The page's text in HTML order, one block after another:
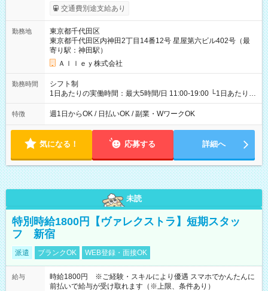
給与は本採用時と同じです。
交通費別途支給あり
勤務地
東京都千代田区
東京都千代田区内神田2丁目14番12号 星屋第六ビル402号（最
寄り駅：神田駅）
Ａｌｌｅｙ株式会社
勤務時間
シフト制
1日あたりの実働時間：最大5時間/日 11:00-19:00 └1日あたりの
実働時間：1-5時間 └上記の時間帯内であれば、いつでも勤務可
能！ └平日・土曜日の中で、お好きな曜日でご勤務いただけま
18:00 などのように、自由な働き方が可能なお仕事です！
特徴 週1日からOK / 日払いOK / 副業・WワークOK
気になる！ 応募する 詳細へ
未読
特別時給1800円【ヴァレクストラ】短期スタッ
フ 新宿
派遣 ブランクOK WEB登録・面接OK
給与
時給1800円 ※ご経験・スキルにより優遇 スマホでかんたんに
前払いで給与が受け取れます（※上限、条件あり）